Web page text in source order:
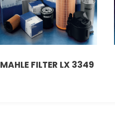
MAHLE FILTER LX 3349